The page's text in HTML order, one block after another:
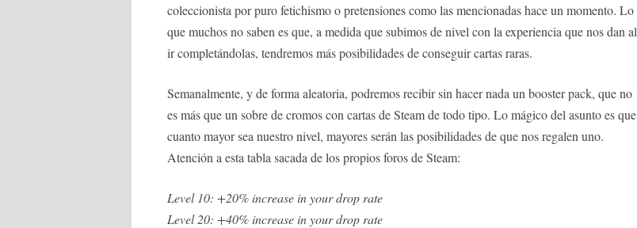
coleccionista por puro fetichismo o pretensiones como las mencionadas hace un momento. Lo
que muchos no saben es que, a medida que subimos de nivel con la experiencia que nos dan al
ir completándolas, tendremos más posibilidades de conseguir cartas raras.
Semanalmente, y de forma aleatoria, podremos recibir sin hacer nada un booster pack, que no
es más que un sobre de cromos con cartas de Steam de todo tipo. Lo mágico del asunto es que
cuanto mayor sea nuestro nivel, mayores serán las posibilidades de que nos regalen uno.
Atención a esta tabla sacada de los propios foros de Steam:
Level 10: +20% increase in your drop rate
Level 20: +40% increase in your drop rate